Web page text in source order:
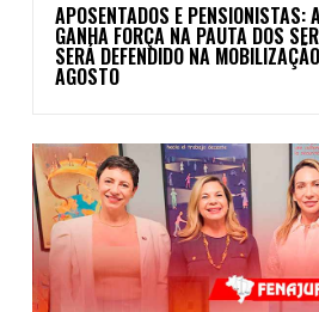
APOSENTADOS E PENSIONISTAS:
GANHA FORÇA NA PAUTA DOS
SERÁ DEFENDIDO NA
AGOSTO